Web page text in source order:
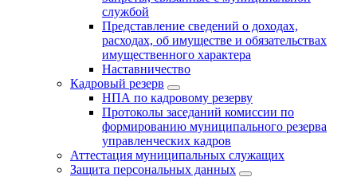
службой
Представление сведений о доходах,
расходах, об имуществе и обязательствах
имущественного характера
Наставничество
Кадровый резерв
НПА по кадровому резерву
Протоколы заседаний комиссии по
формированию муниципального резерва
управленческих кадров
Аттестация муниципальных служащих
Защита персональных данных